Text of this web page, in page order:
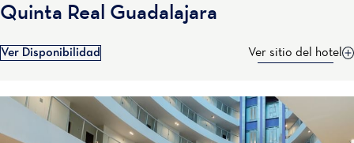
Quinta Real Guadalajara
Ver Disponibilidad Ver sitio del hotel